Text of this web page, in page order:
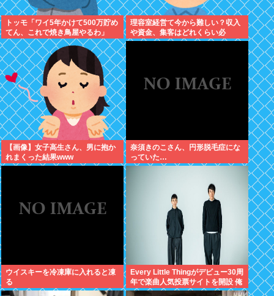
トッモ「ワイ5年かけて500万貯め
てん、これで焼き鳥屋やるわ」
理容室経営て今から難しい？収入
や資金、集客はどれくらい必
要？？
【画像】女子高生さん、男に抱か
れまくった結果www
奈須きのこさん、円形脱毛症にな
っていた…
ウイスキーを冷凍庫に入れると凍
る
Every Little Thingがデビュー30周
年で楽曲人気投票サイトを開設 俺
はもちろんFace the Changeに入